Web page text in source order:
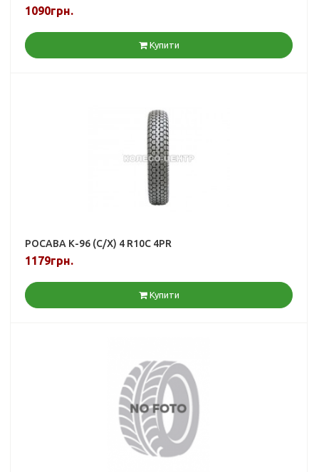
1090грн.
Купити
РОСАВА К-96 (С/Х) 4 R10C 4PR
1179грн.
Купити